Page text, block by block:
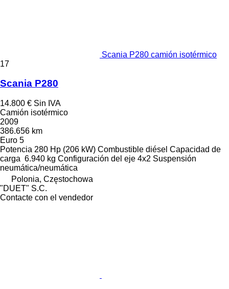
Scania P280 camión isotérmico
17
Scania P280
14.800 € Sin IVA
Camión isotérmico
2009
386.656 km
Euro 5
Potencia 280 Hp (206 kW) Combustible diésel Capacidad de
carga 6.940 kg Configuración del eje 4x2 Suspensión
neumática/neumática
Polonia, Częstochowa
"DUET" S.C.
Contacte con el vendedor